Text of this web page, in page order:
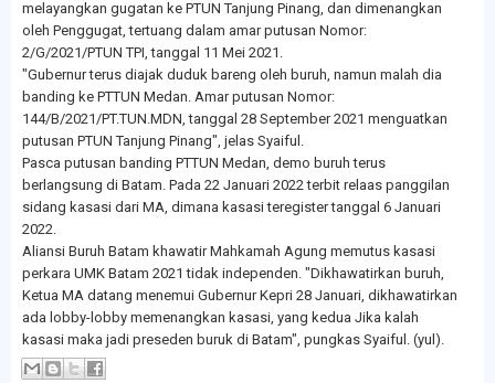
melayangkan gugatan ke PTUN Tanjung Pinang, dan dimenangkan
oleh Penggugat, tertuang dalam amar putusan Nomor:
2/G/2021/PTUN TPI, tanggal 11 Mei 2021.
"Gubernur terus diajak duduk bareng oleh buruh, namun malah dia
banding ke PTTUN Medan. Amar putusan Nomor:
144/B/2021/PT.TUN.MDN, tanggal 28 September 2021 menguatkan
putusan PTUN Tanjung Pinang", jelas Syaiful.
Pasca putusan banding PTTUN Medan, demo buruh terus
berlangsung di Batam. Pada 22 Januari 2022 terbit relaas panggilan
sidang kasasi dari MA, dimana kasasi teregister tanggal 6 Januari
2022.
Aliansi Buruh Batam khawatir Mahkamah Agung memutus kasasi
perkara UMK Batam 2021 tidak independen. "Dikhawatirkan buruh,
Ketua MA datang menemui Gubernur Kepri 28 Januari, dikhawatirkan
ada lobby-lobby memenangkan kasasi, yang kedua Jika kalah
kasasi maka jadi preseden buruk di Batam", pungkas Syaiful. (yul).